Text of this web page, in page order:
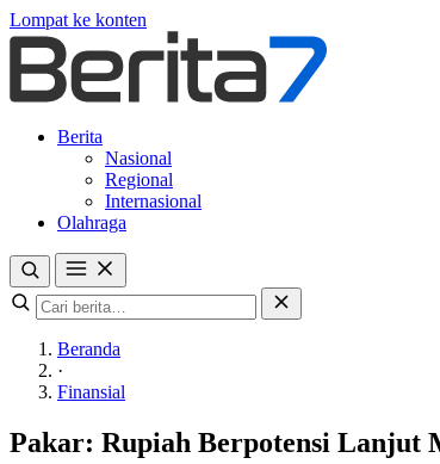
Lompat ke konten
Berita
Nasional
Regional
Internasional
Olahraga
Beranda
·
Finansial
Pakar: Rupiah Berpotensi Lanjut